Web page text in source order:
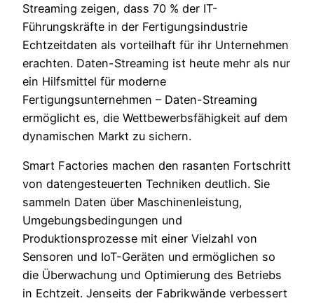
Streaming zeigen, dass 70 % der IT-
Führungskräfte in der Fertigungsindustrie
Echtzeitdaten als vorteilhaft für ihr Unternehmen
erachten. Daten-Streaming ist heute mehr als nur
ein Hilfsmittel für moderne
Fertigungsunternehmen – Daten-Streaming
ermöglicht es, die Wettbewerbsfähigkeit auf dem
dynamischen Markt zu sichern.
Smart Factories machen den rasanten Fortschritt
von datengesteuerten Techniken deutlich. Sie
sammeln Daten über Maschinenleistung,
Umgebungsbedingungen und
Produktionsprozesse mit einer Vielzahl von
Sensoren und IoT-Geräten und ermöglichen so
die Überwachung und Optimierung des Betriebs
in Echtzeit. Jenseits der Fabrikwände verbessert